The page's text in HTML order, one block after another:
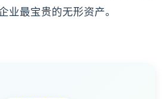
业最宝贵的无形资产。